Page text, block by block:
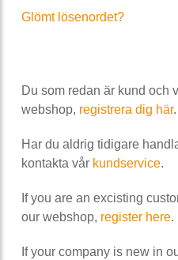
Glömt lösenordet?
Du som redan är kund och
webshop, registrera dig här.
Har du aldrig tidigare
kontakta vår kundservice.
If you are an excisting
our webshop, register here.
If your company is new in